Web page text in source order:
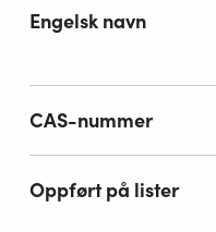
Engelsk navn
CAS-nummer
Oppført på lister